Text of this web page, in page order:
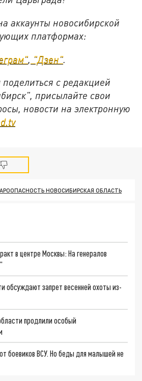
аккаунты новосибирской
платформах:
"Дзен"
с редакцией
присылайте свои
новости на электронную
НОВОСИБИРСКАЯ ОБЛАСТЬ
в центре Москвы: На генералов
обсуждают запрет весенней охоты из-
продлили особый
боевиков ВСУ. Но беды для малышей не